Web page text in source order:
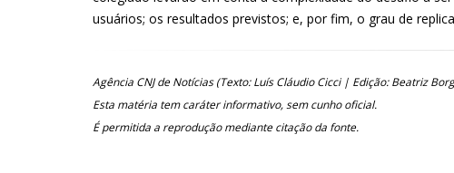
usuários; os resultados previstos; e, por fim, o grau de
Agência CNJ de Notícias (Texto: Luís Cláudio Cicci | Edição: Beatriz
Esta matéria tem caráter informativo, sem cunho oficial.
É permitida a reprodução mediante citação da fonte.